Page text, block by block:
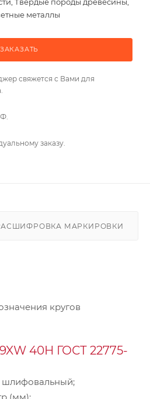
металлы
ЗАКАЗАТЬ
свяжется с Вами для
заказу.
МАРКИРОВКИ
кругов
40Н ГОСТ 22775-
шлифовальный;